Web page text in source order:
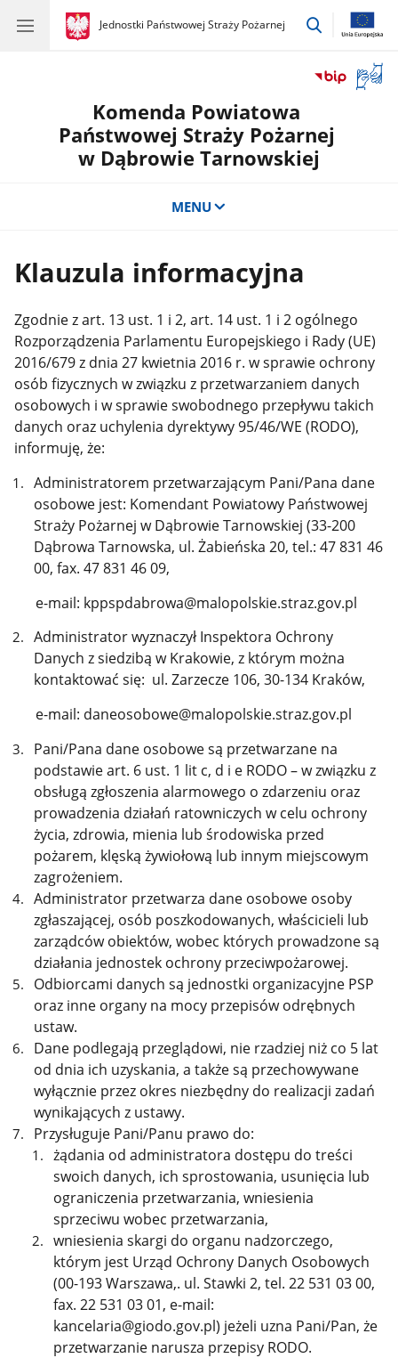
gov.pl
Jednostki Państwowej Straży Pożarnej
gov.pl
Jednostki
przejdź
okno
Komenda Powiatowa
Państwowej Straży Pożarnej
w Dąbrowie Tarnowskiej
MENU
Klauzula informacyjna
Zgodnie z art. 13 ust. 1 i 2, art. 14 ust. 1 i 2 ogólnego
Rozporządzenia Parlamentu Europejskiego i Rady (UE)
2016/679 z dnia 27 kwietnia 2016 r. w sprawie ochrony
osób fizycznych w związku z przetwarzaniem danych
osobowych i w sprawie swobodnego przepływu takich
danych oraz uchylenia dyrektywy 95/46/WE (RODO),
informuję, że:
Administratorem przetwarzającym Pani/Pana dane
osobowe jest: Komendant Powiatowy Państwowej
Straży Pożarnej w Dąbrowie Tarnowskiej (33-200
Dąbrowa Tarnowska, ul. Żabieńska 20, tel.: 47 831 46
00, fax. 47 831 46 09,
e-mail: kppspdabrowa@malopolskie.straz.gov.pl
Administrator wyznaczył Inspektora Ochrony
Danych z siedzibą w Krakowie, z którym można
kontaktować się: ul. Zarzecze 106, 30-134 Kraków,
e-mail: daneosobowe@malopolskie.straz.gov.pl
Pani/Pana dane osobowe są przetwarzane na
podstawie art. 6 ust. 1 lit c, d i e RODO – w związku z
obsługą zgłoszenia alarmowego o zdarzeniu oraz
prowadzenia działań ratowniczych w celu ochrony
życia, zdrowia, mienia lub środowiska przed
pożarem, klęską żywiołową lub innym miejscowym
zagrożeniem.
Administrator przetwarza dane osobowe osoby
zgłaszającej, osób poszkodowanych, właścicieli lub
zarządców obiektów, wobec których prowadzone są
działania jednostek ochrony przeciwpożarowej.
Odbiorcami danych są jednostki organizacyjne PSP
oraz inne organy na mocy przepisów odrębnych
ustaw.
Dane podlegają przeglądowi, nie rzadziej niż co 5 lat
od dnia ich uzyskania, a także są przechowywane
wyłącznie przez okres niezbędny do realizacji zadań
wynikających z ustawy.
Przysługuje Pani/Panu prawo do:
żądania od administratora dostępu do treści
swoich danych, ich sprostowania, usunięcia lub
ograniczenia przetwarzania, wniesienia
sprzeciwu wobec przetwarzania,
wniesienia skargi do organu nadzorczego,
którym jest Urząd Ochrony Danych Osobowych
(00-193 Warszawa,. ul. Stawki 2, tel. 22 531 03 00,
fax. 22 531 03 01, e-mail:
kancelaria@giodo.gov.pl) jeżeli uzna Pani/Pan, że
przetwarzanie narusza przepisy RODO.